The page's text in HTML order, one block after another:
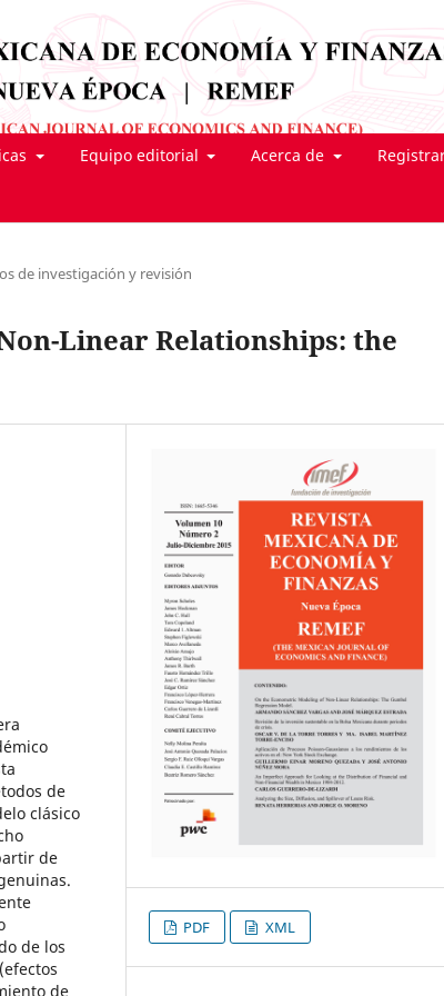
Equipo editorial Acerca de
de investigación y revisión
Linear Relationships: the
de
clásico
de
de los
de
PDF XML